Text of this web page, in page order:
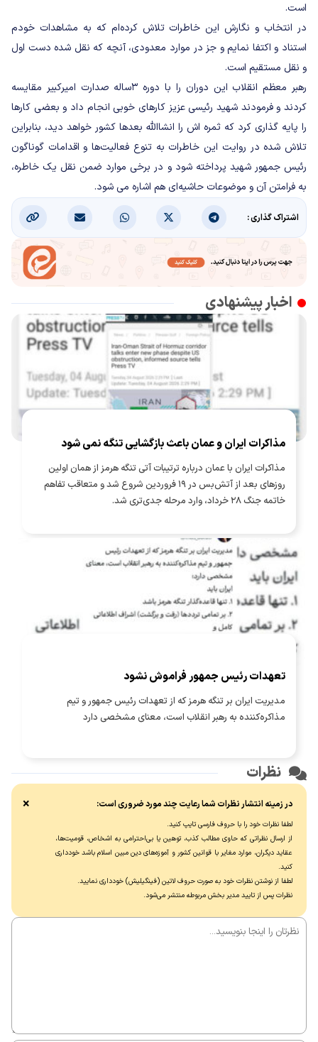
است.
در انتخاب و نگارش این خاطرات تلاش کرده‌ام که به مشاهدات خودم
استناد و اکتفا نمایم و جز در موارد معدودی، آنچه که نقل شده دست اول
و نقل مستقیم است.
رهبر معظم انقلاب این دوران را با دوره ۳ساله صدارت امیرکبیر مقایسه
کردند و فرمودند شهید رئیسی عزیز کارهای خوبی انجام داد و بعضی کارها
را پایه گذاری کرد که ثمره اش را انشاالله بعدها کشور خواهد دید، بنابراین
تلاش شده در روایت این خاطرات به تنوع فعالیت‌ها و اقدامات گوناگون
رئیس جمهور شهید پرداخته شود و در برخی موارد ضمن نقل یک خاطره،
به فرامتن آن و موضوعات حاشیه‌ای هم اشاره می شود.
اشتراک گذاری :
اخبار پیشنهادی
مذاکرات ایران و عمان باعث بازگشایی تنگه نمی شود
مذاکرات ایران با عمان درباره ترتیبات آتی تنگه هرمز از همان اولین
روزهای بعد از آتش‌بس در ۱۹ فروردین شروع شد و متعاقب تفاهم
خاتمه جنگ ۲۸ خرداد، وارد مرحله جدی‌تری شد.
تعهدات رئیس جمهور فراموش نشود
مدیریت ایران بر تنگه هرمز که از تعهدات رئیس جمهور و تیم
مذاکره‌کننده به رهبر انقلاب است، معنای مشخصی دارد
نظرات
در زمینه انتشار نظرات شما رعایت چند مورد ضروری است:
لطفا نظرات خود را با حروف فارسی تایپ کنید.
از ارسال نظراتی که حاوی مطالب کذب، توهین یا بی‌احترامی به اشخاص، قومیت‌ها،
عقاید دیگران، موارد مغایر با قوانین کشور و آموزه‌های دین مبین اسلام باشد خودداری
کنید.
لطفا از نوشتن نظرات خود به صورت حروف لاتین (فینگیلیش) خودداری نماييد.
نظرات پس از تایید مدیر بخش مربوطه منتشر می‌شود.
×